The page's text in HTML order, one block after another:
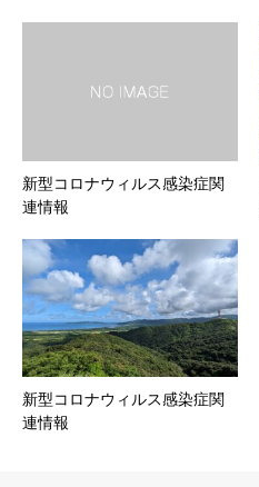
新型コロナウィルス感染症関
連情報
新型コロナウィルス感染症関
連情報